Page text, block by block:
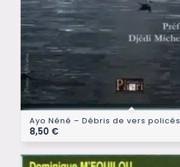
Ayo Néné – Débris de vers policés
8,50 €